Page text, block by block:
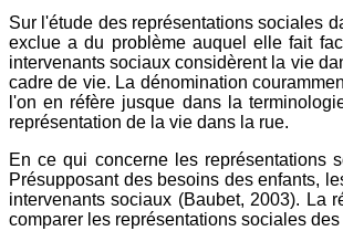
Sur l'étude des représentations sociales
exclue a du problème auquel elle fait
intervenants sociaux considèrent la vie
cadre de vie. La dénomination
l'on en réfère jusque dans la
représentation de la vie dans la rue.
En ce qui concerne les représentations
Présupposant des besoins des enfants,
intervenants sociaux (Baubet, 2003). La
comparer les représentations sociales